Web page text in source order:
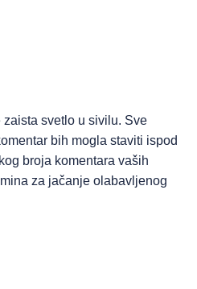
svetlo u sivilu. Sve
bih mogla staviti ispod
broja komentara vaših
za jačanje olabavljenog